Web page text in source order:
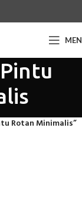
Rotan Minimalis”